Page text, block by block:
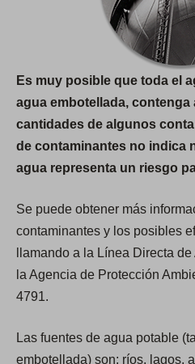
Es muy posible que toda el
agua embotellada, contenga
cantidades de algunos
de contaminantes no indica
agua representa un riesgo
Se puede obtener más
contaminantes y los posibles
llamando a la Línea Directa
la Agencia de Protección
4791.
Las fuentes de agua potable
embotellada) son: ríos, lagos,